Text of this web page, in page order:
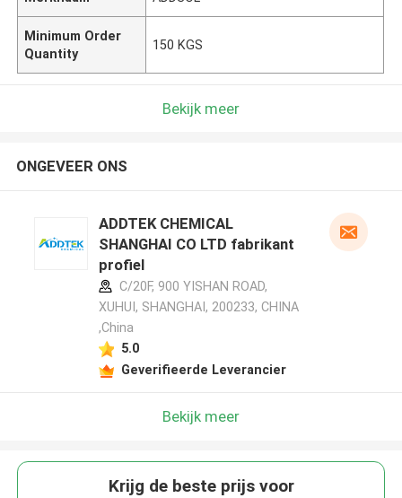
Minimum Order
Quantity
150 KGS
Bekijk meer
ONGEVEER ONS
ADDTEK CHEMICAL
SHANGHAI CO LTD fabrikant
profiel
C/20F, 900 YISHAN ROAD,
XUHUI, SHANGHAI, 200233, CHINA
,China
5.0
Geverifieerde Leverancier
Bekijk meer
Krijg de beste prijs voor